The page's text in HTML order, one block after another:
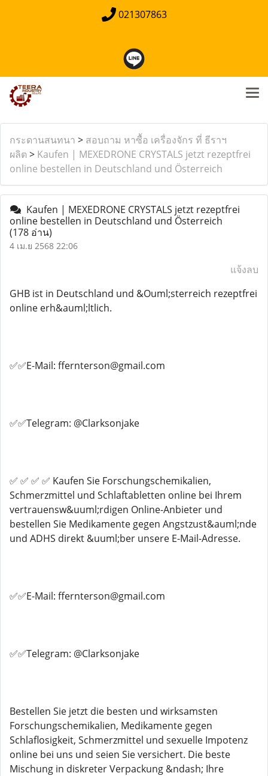
021307863
กระดานสนทนา > สอบถาม หาซื้อ เครื่องจักร ที่ ธีราฯ
ผลิต > Kaufen | MEXEDRONE CRYSTALS jetzt rezeptfrei
online bestellen in Deutschland und Österreich
Kaufen | MEXEDRONE CRYSTALS jetzt rezeptfrei
online bestellen in Deutschland und Österreich
(178 อ่าน)
4 เม.ย 2568 22:06
แจ้งลบ
GHB ist in Deutschland und &Ouml;sterreich rezeptfrei
online erh&auml;ltlich.
✅✅E-Mail: ffernterson@gmail.com
✅✅Telegram: @Clarksonjake
✅ ✅ ✅ ✅ Kaufen Sie Forschungschemikalien,
Schmerzmittel und Schlaftabletten online bei Ihrem
vertrauensw&uuml;rdigen Online-Anbieter und
bestellen Sie Medikamente gegen Angstzust&auml;nde
und ADHS direkt &uuml;ber unsere E-Mail-Adresse.
✅✅E-Mail: ffernterson@gmail.com
✅✅Telegram: @Clarksonjake
Bestellen Sie jetzt die besten und wirksamsten
Forschungschemikalien, Medikamente gegen
Schlaflosigkeit, Schmerzmittel und sexuelle Impotenz
online bei uns und seien Sie versichert. Die beste
Mischung in diskreter Verpackung &ndash; Ihre